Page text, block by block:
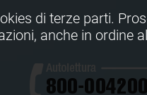
di terze parti.
anche in ordine